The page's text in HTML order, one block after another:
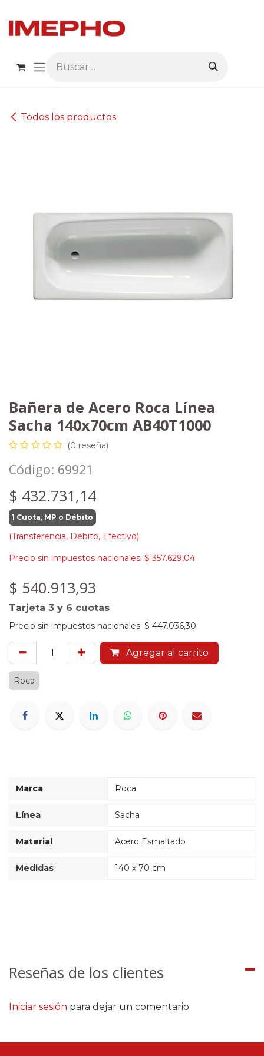
Todos los productos
Bañera de Acero Roca Línea
Sacha 140x70cm AB40T1000
(0 reseña)
Código: 69921
$ 432.731,14
1 Cuota, MP o Débito
(Transferencia, Débito, Efectivo)
Precio sin impuestos nacionales: $357.629,04
$ 540.913,93
Tarjeta 3 y 6 cuotas
Precio sin impuestos nacionales: $ 447.036,30
Agregar al carrito
Roca
Marca Roca
Línea Sacha
Material Acero Esmaltado
Medidas 140 x 70 cm
Reseñas de los clientes
Iniciar sesión para dejar un comentario.